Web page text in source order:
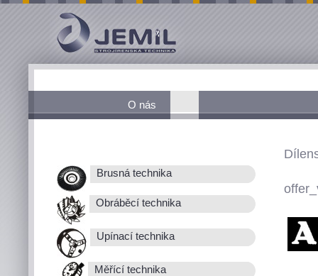
O nás
Brusná technika
Obráběcí technika
Upínací technika
Měřící technika